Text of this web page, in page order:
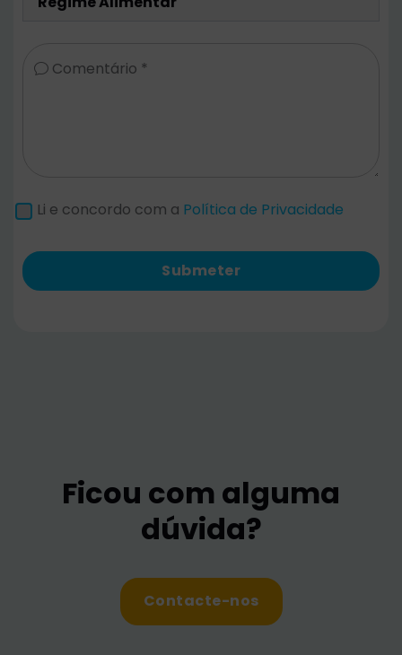
Comentário *
Li e concordo com a Política de Privacidade
Submeter
Ficou com alguma
dúvida?
Contacte-nos